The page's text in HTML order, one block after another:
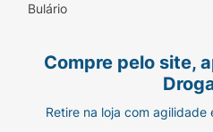
Bulário
Compre pelo site,
Retire na loja com agilidade